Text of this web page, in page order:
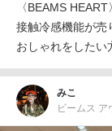
〈BEAMS
接触冷感機能が売
おしゃれをしたい
みこ
ビームス ア